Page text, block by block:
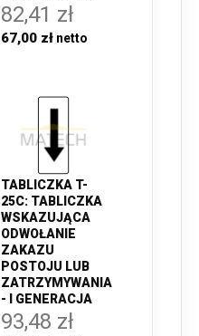
82,41 zł
67,00 zł
TABLICZKA T-
25C: TABLICZKA
WSKAZUJĄCA
ODWOŁANIE
ZAKAZU
POSTOJU LUB
ZATRZYMYWANIA
- I GENERACJA
93,48 zł